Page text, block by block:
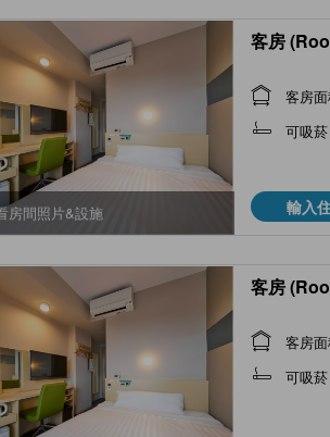
房間照片&設施
客房
客房
可吸菸
輸入
客房
客房
可吸菸